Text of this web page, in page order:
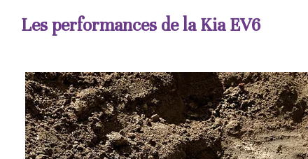
Les performances de la Kia EV6